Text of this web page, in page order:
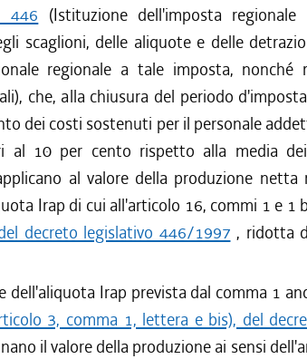
446 (Istituzione dell'imposta
scaglioni, delle aliquote e delle
regionale a tale imposta, nonché
che, alla chiusura del periodo
dei costi sostenuti per il personale
al 10 per cento rispetto alla media
al valore della produzione netta
Irap di cui all'articolo 16, commi 1 e 1
decreto legislativo 446/1997 , ridotta
dell'aliquota Irap prevista dal comma 1
3, comma 1, lettera e bis), del
il valore della produzione ai sensi